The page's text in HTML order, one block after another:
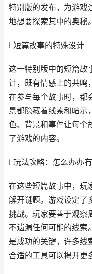
特别版的发布，为游戏
地想要探索其中的奥秘。
I 短篇故事的特殊设计
这一特别版中的短篇故
计，既有情感上的共鸣
在参与每个故事时，都
景都隐藏着线索和暗示
色、背景和事件让每个
了游戏的内容。
I 玩法攻略：怎么办办
在这些短篇故事中，玩
解开谜题。游戏设定了
挑战。玩家要善于观察
不遗漏任何可能的线索
是成功的关键，许多线
合适的工具可以揭开更